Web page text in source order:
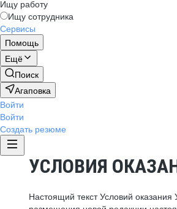
Ищу работу
Ищу сотрудника
Сервисы
Помощь
Ещё
Поиск
Агаповка
Войти
Войти
Создать резюме
УСЛОВИЯ
Настоящий текст Условий